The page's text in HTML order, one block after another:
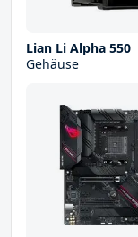
Lian Li Alpha 550
Gehäuse